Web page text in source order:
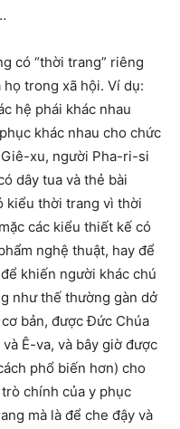
có “thời trang” riêng
trong xã hội. Ví dụ:
hệ phái khác nhau
khác nhau cho chức
xu, người Pha-ri-si
dây tua và thẻ bài
kiểu thời trang vì thời
các kiểu thiết kế có
nghệ thuật, hay để
khiến người khác chú
như thế thường gàn dở
bản, được Đức Chúa
Ê-va, và bây giờ được
phổ biến hơn) cho
chính của y phục
mà là để che đậy và